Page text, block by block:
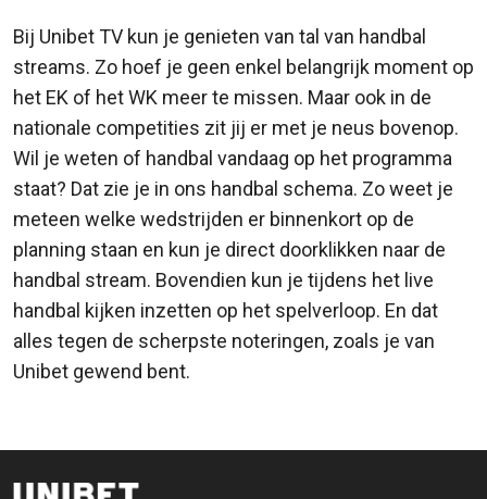
Bij Unibet TV kun je genieten van tal van handbal
streams. Zo hoef je geen enkel belangrijk moment op
het EK of het WK meer te missen. Maar ook in de
nationale competities zit jij er met je neus bovenop.
Wil je weten of handbal vandaag op het programma
staat? Dat zie je in ons handbal schema. Zo weet je
meteen welke wedstrijden er binnenkort op de
planning staan en kun je direct doorklikken naar de
handbal stream. Bovendien kun je tijdens het live
handbal kijken inzetten op het spelverloop. En dat
alles tegen de scherpste noteringen, zoals je van
Unibet gewend bent.